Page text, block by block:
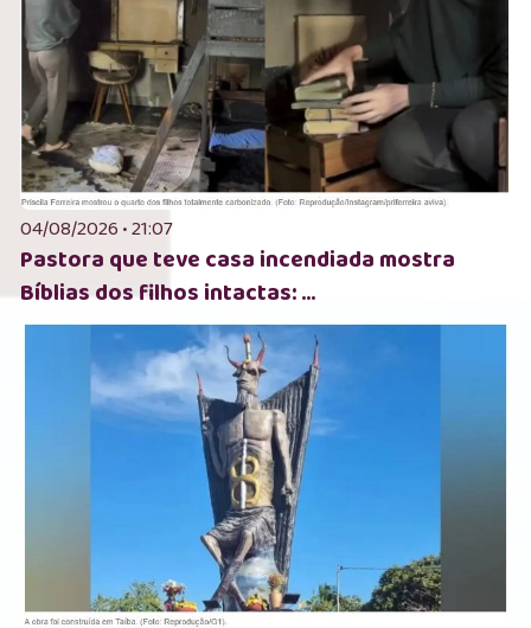
04/08/2026 • 21:07
Pastora que teve casa incendiada mostra
Bíblias dos filhos intactas: ...